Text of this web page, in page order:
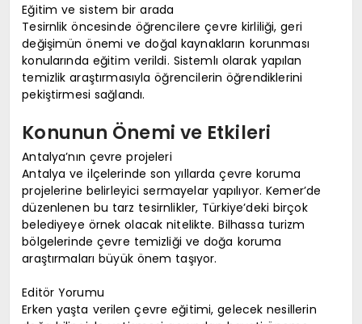
Eğitim ve sistem bir arada
Tesirnlik öncesinde öğrencilere çevre kirliliği, geri
değişimün önemi ve doğal kaynakların korunması
konularında eğitim verildi. Sistemlı olarak yapılan
temizlik araştırmasıyla öğrencilerin öğrendiklerini
pekiştirmesi sağlandı.
Konunun Önemi ve Etkileri
Antalya’nın çevre projeleri
Antalya ve ilçelerinde son yıllarda çevre koruma
projelerine belirleyici sermayelar yapılıyor. Kemer’de
düzenlenen bu tarz tesirnlikler, Türkiye’deki birçok
belediyeye örnek olacak nitelikte. Bilhassa turizm
bölgelerinde çevre temizliği ve doğa koruma
araştırmaları büyük önem taşıyor.
Editör Yorumu
Erken yaşta verilen çevre eğitimi, gelecek nesillerin